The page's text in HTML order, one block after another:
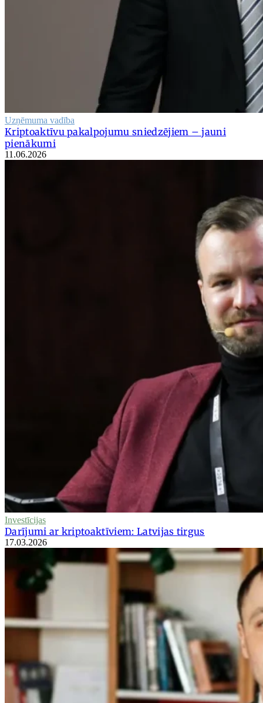
Uzņēmuma vadība
Kriptoaktīvu pakalpojumu sniedzējiem – jauni
pienākumi
11.06.2026
Investīcijas
Darījumi ar kriptoaktīviem: Latvijas tirgus
17.03.2026